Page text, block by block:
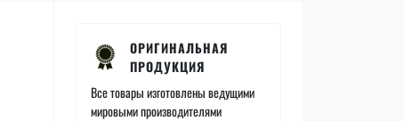
ОРИГИНАЛЬНАЯ
ПРОДУКЦИЯ
Все товары изготовлены ведущими
мировыми производителями